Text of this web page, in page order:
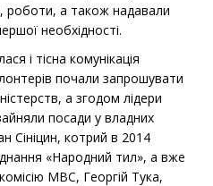
роботи, а також надавали
необхідності.
і тісна комунікація
почали запрошувати
а згодом лідери
посади у владних
Сініцин, котрий в 2014
«Народний тил», а вже
МВС, Георгій Тука,